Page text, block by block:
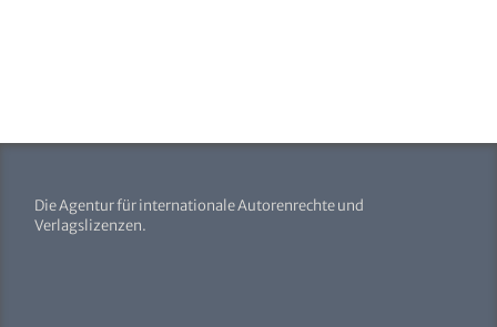
Die Agentur für internationale Autorenrechte und
Verlagslizenzen.